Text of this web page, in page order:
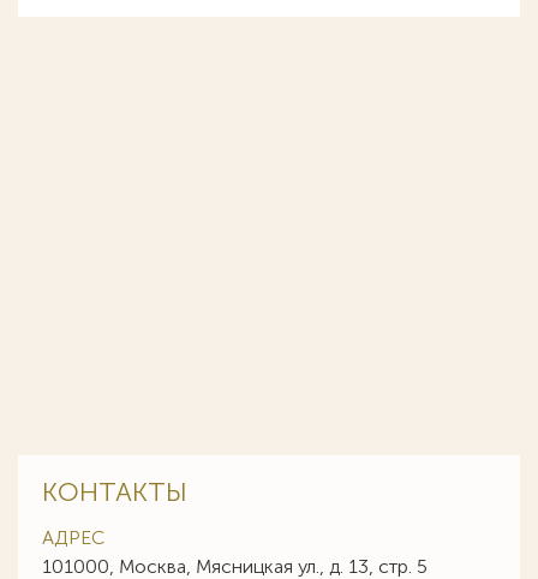
КОНТАКТЫ
АДРЕС
101000, Москва, Мясницкая ул., д. 13, стр. 5